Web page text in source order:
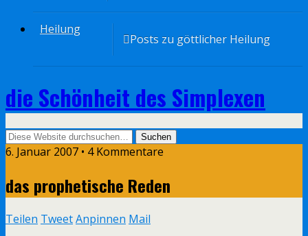
Heilung
Posts zu göttlicher Heilung
die Schönheit des Simplexen
6. Januar 2007 • 4 Kommentare
das prophetische Reden
Teilen TweetAnpinnen Mail